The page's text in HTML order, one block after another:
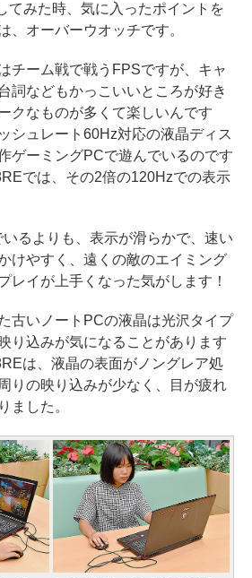
てみた時、気に入ったポイントを
、オーバーウオッチです。
チーム戦で戦うFPSですが、キャ
詞などもかっこいいところが好き
クなものが多くて楽しいんです
シュレート60Hz対応の液晶ディス
ゲーミングPCで遊んでいるのです
では、その2倍の120Hzでの表示
るよりも、表示が滑らかで、速い
けやすく、遠くの敵のエイミング
レイが上手くなった気がします！
古いノートPCの液晶は光沢タイプ
り込みが気になることがあります
は、液晶の表面がノングレア処
りの映り込みが少なく、目が疲れ
ました。